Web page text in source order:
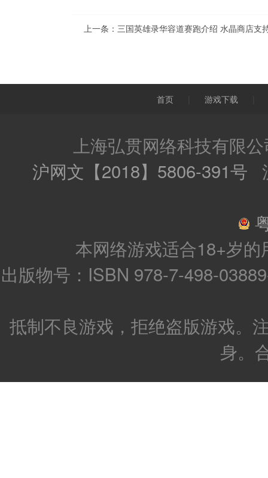
上一条： 三国英雄录华容道赛跑介绍 水晶商店支
首页 游戏下载
上海弘贯网络科技有限
沪网文【2018】5806-391号
本网络游戏适合18+岁
出版物号：ISBN 978-7-498-
抵制不良游戏，拒绝盗版游戏。
身。